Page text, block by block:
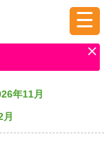
☰
年11月
月